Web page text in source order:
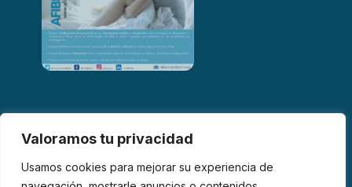
Valoramos tu privacidad
Usamos cookies para mejorar su experiencia de